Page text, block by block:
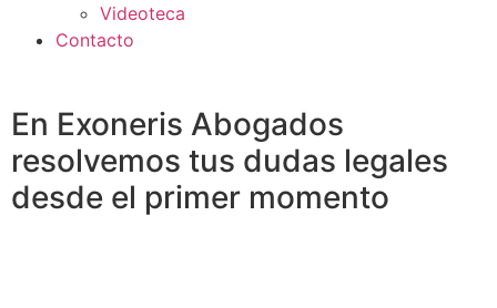
Videoteca
Contacto
En Exoneris Abogados
resolvemos tus dudas legales
desde el primer momento